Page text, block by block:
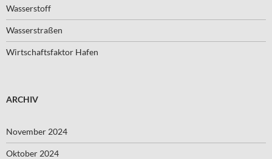
Wasserstoff
Wasserstraßen
Wirtschaftsfaktor Hafen
ARCHIV
November 2024
Oktober 2024